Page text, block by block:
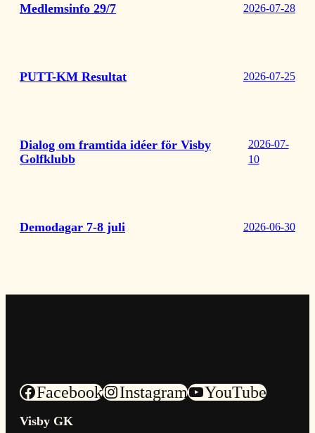
Medlemsinfo 29/7 2026-07-28
PUTT-KM Resultat 2026-07-25
Dialog om framtida idéer för Visby
Golfklubb
2026-07-
10
Demodagar 7-8 juli 2026-06-30
Facebook Instagram YouTube
Visby GK